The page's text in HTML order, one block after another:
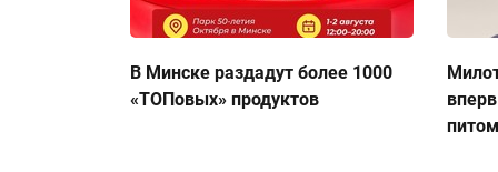
В Минске раздадут более 1000
«ТОПовых» продуктов